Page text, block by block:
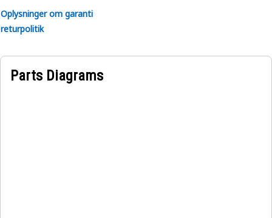
Oplysninger om garanti
returpolitik
Parts Diagrams